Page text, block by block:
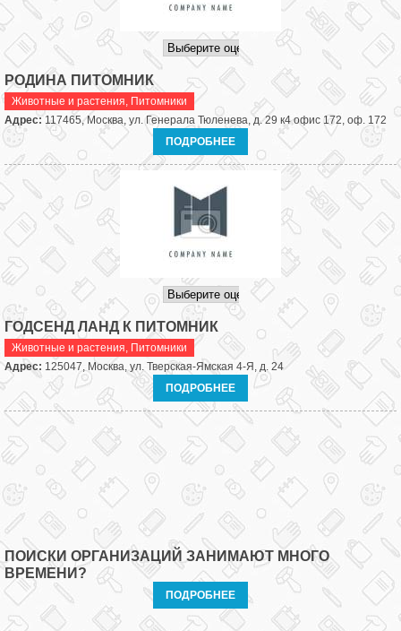
РОДИНА ПИТОМНИК
Животные и растения, Питомники
Адрес: 117465, Москва, ул. Генерала Тюленева, д. 29 к4 офис 172, оф. 172
ПОДРОБНЕЕ
ГОДСЕНД ЛАНД К ПИТОМНИК
Животные и растения, Питомники
Адрес: 125047, Москва, ул. Тверская-Ямская 4-Я, д. 24
ПОДРОБНЕЕ
ПОИСКИ ОРГАНИЗАЦИЙ ЗАНИМАЮТ МНОГО
ВРЕМЕНИ?
ПОДРОБНЕЕ